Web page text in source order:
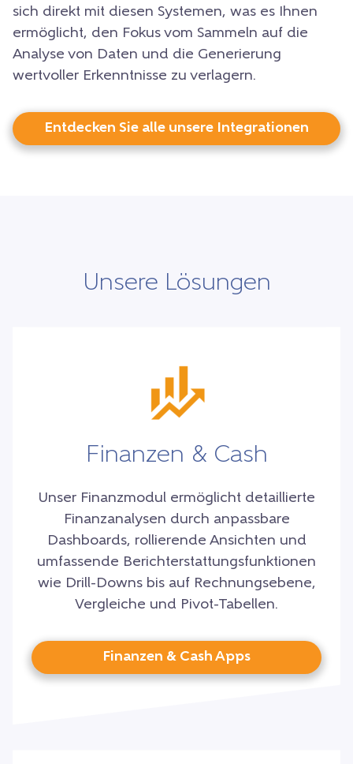
sich direkt mit diesen Systemen, was es Ihnen
ermöglicht, den Fokus vom Sammeln auf die
Analyse von Daten und die Generierung
wertvoller Erkenntnisse zu verlagern.
Entdecken Sie alle unsere Integrationen
Unsere Lösungen
Finanzen & Cash
Unser Finanzmodul ermöglicht detaillierte
Finanzanalysen durch anpassbare
Dashboards, rollierende Ansichten und
umfassende Berichterstattungsfunktionen
wie Drill-Downs bis auf Rechnungsebene,
Vergleiche und Pivot-Tabellen.
Finanzen & Cash Apps